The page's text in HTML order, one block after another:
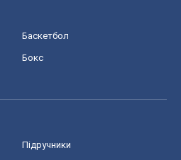
Баскетбол
Бокс
Підручники